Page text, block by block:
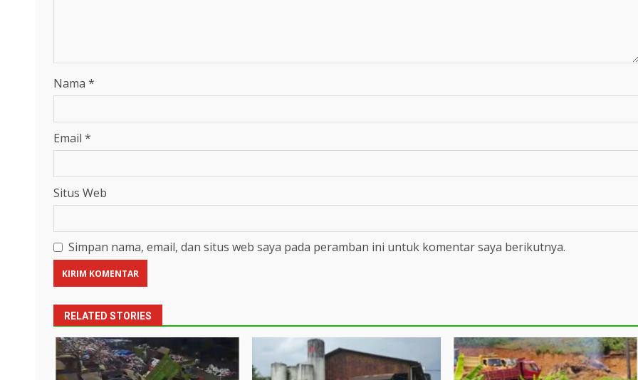
Nama *
Email *
Situs Web
Simpan nama, email, dan situs web saya pada peramban ini untuk komentar saya berikutnya.
RELATED STORIES